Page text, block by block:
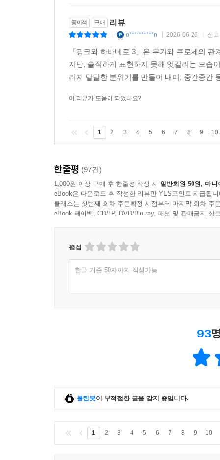
종이책 구매 리뷰
o**********n 2026-06-26 신고
『핑크와 하바네로 3』은 무기와 쿠로세의
지만, 솔직하게 표현하지 못해 엇갈리는 모습
러져 달달한 분위기를 만들어 내며, 중간중간
이 리뷰가 도움이 되었나요?
1 2 3 4 5 6 7 8 9 10
한줄평 (97건)
1,000원 이상 구매 후 한줄평 작성 시 일반회원 50원, 마니
eBook은 다운로드 후 작성한 리뷰만 YES포인트 지급됩니
클래스는 첫번째 회차 주문확정 시점부터 마지막 회차 주
eBook 페이백, CD/LP, DVD/Blu-ray, 패션 및 판매금지 상
평점
한글 기준 50자까지 작성가능
93
클린봇이 부적절한 글을 감지 중입니다.
1 2 3 4 5 6 7 8 9 10